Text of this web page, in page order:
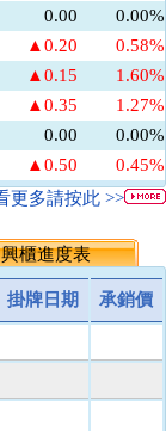
0.00
0.00%
▲0.20
0.58%
▲0.15
1.60%
▲0.35
1.27%
0.00
0.00%
▲0.50
0.45%
▲0.20
3.51%
▲2.00
1.32%
▲0.10
1.23%
0.00
0.00%
0.00
0.00%
更多請按此 >>
進度表
掛牌日期 承銷價